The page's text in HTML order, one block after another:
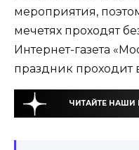
мероприятия,
мечетях проходят
Интернет-газета
праздник проходит
ЧИТАЙТЕ НАШИ